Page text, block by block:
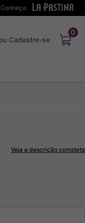
Conheça:
0
Veja a descrição completa